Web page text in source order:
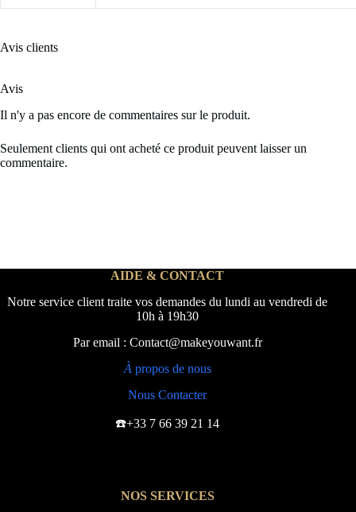
Avis clients
Avis
Il n'y a pas encore de commentaires sur le produit.
Seulement clients qui ont acheté ce produit peuvent laisser un
commentaire.
AIDE & CONTACT
Notre service client traite vos demandes du lundi au vendredi de
10h à 19h30
Par email : Contact@makeyouwant.fr
À propos de nous
Nous Contacter
☎️+33 7 66 39 21 14
NOS SERVICES